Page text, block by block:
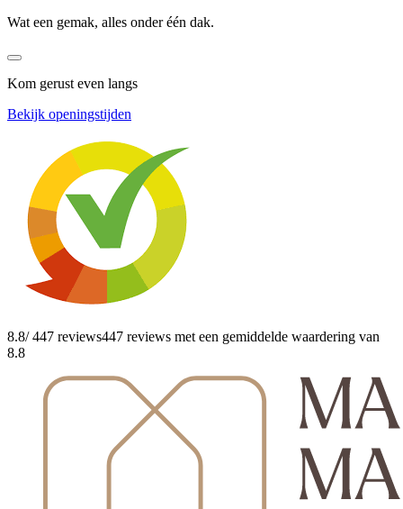
Wat een gemak, alles onder één dak.
Kom gerust even langs
Bekijk openingstijden
8.8/ 447 reviews447 reviews met een gemiddelde waardering van
8.8